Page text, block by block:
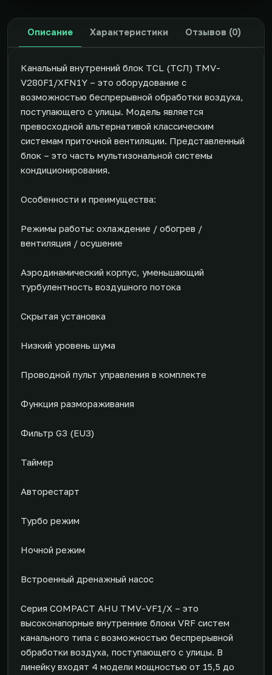
Описание Характеристики Отзывов (0)
Канальный внутренний блок TCL (ТСЛ) TMV-
V280F1/XFN1Y – это оборудование с
возможностью беспрерывной обработки воздуха,
поступающего с улицы. Модель является
превосходной альтернативой классическим
системам приточной вентиляции. Представленный
блок – это часть мультизональной системы
кондиционирования.
Особенности и преимущества:
Режимы работы: охлаждение / обогрев /
вентиляция / осушение
Аэродинамический корпус, уменьшающий
турбулентность воздушного потока
Скрытая установка
Низкий уровень шума
Проводной пульт управления в комплекте
Функция размораживания
Фильтр G3 (EU3)
Таймер
Авторестарт
Турбо режим
Ночной режим
Встроенный дренажный насос
Серия COMPACT AHU TMV-VF1/X – это
высоконапорные внутренние блоки VRF систем
канального типа с возможностью беспрерывной
обработки воздуха, поступающего с улицы. В
линейку входят 4 модели мощностью от 15,5 до